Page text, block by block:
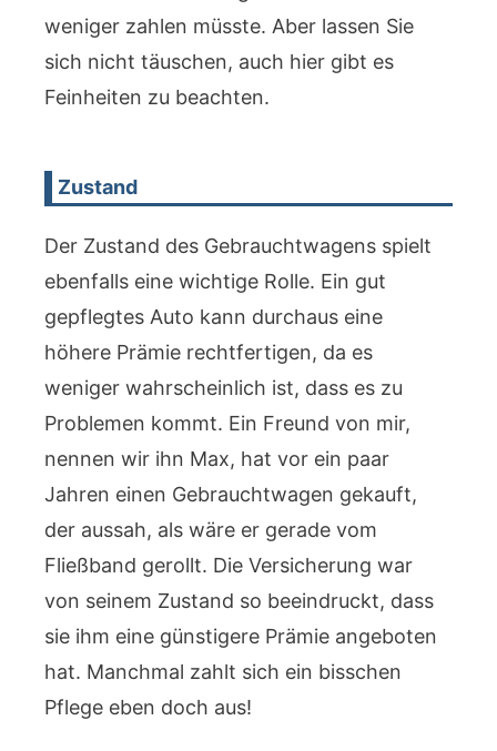
weniger zahlen müsste. Aber lassen Sie
sich nicht täuschen, auch hier gibt es
Feinheiten zu beachten.
Zustand
Der Zustand des Gebrauchtwagens spielt
ebenfalls eine wichtige Rolle. Ein gut
gepflegtes Auto kann durchaus eine
höhere Prämie rechtfertigen, da es
weniger wahrscheinlich ist, dass es zu
Problemen kommt. Ein Freund von mir,
nennen wir ihn Max, hat vor ein paar
Jahren einen Gebrauchtwagen gekauft,
der aussah, als wäre er gerade vom
Fließband gerollt. Die Versicherung war
von seinem Zustand so beeindruckt, dass
sie ihm eine günstigere Prämie angeboten
hat. Manchmal zahlt sich ein bisschen
Pflege eben doch aus!